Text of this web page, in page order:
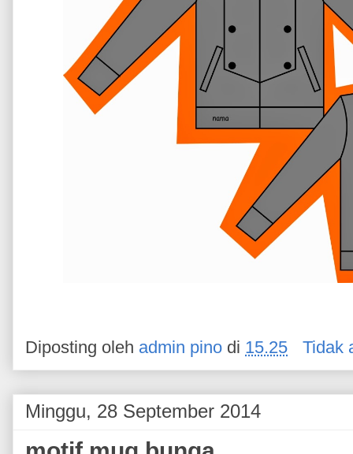
Diposting oleh admin pino di 15.25 Tidak
Minggu, 28 September 2014